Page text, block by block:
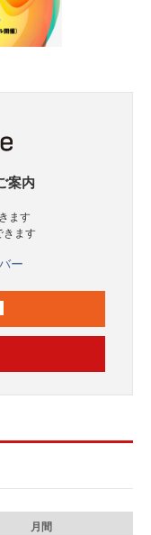
案内
ます
きます
ー
月間